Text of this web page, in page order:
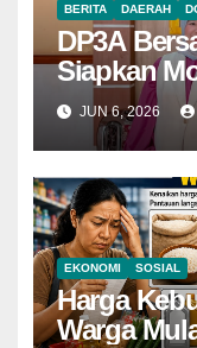
BERITA DAERAH
DP3A
Siapkan
JUN 6, 2026
EKONOMI SOSIAL
Harga
Warga